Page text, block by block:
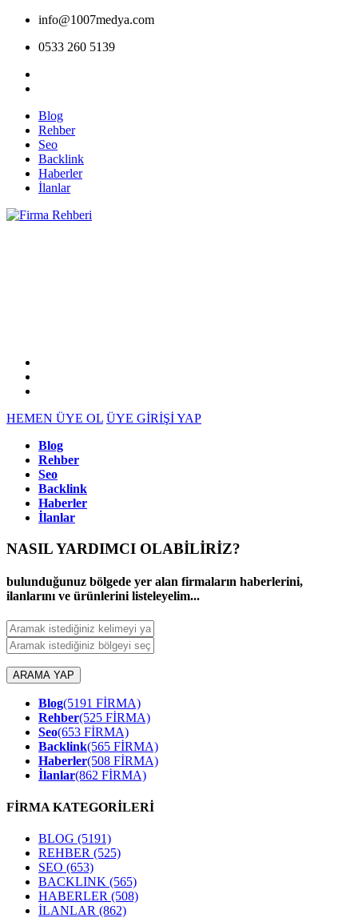
info@1007medya.com
0533 260 5139
Blog
Rehber
Seo
Backlink
Haberler
İlanlar
HEMEN ÜYE OL ÜYE GİRİŞİ YAP
Blog
Rehber
Seo
Backlink
Haberler
İlanlar
NASIL YARDIMCI OLABİLİRİZ?
bulunduğunuz bölgede yer alan firmaların haberlerini,
ilanlarını ve ürünlerini listeleyelim...
ARAMA YAP
Blog(5191 FİRMA)
Rehber(525 FİRMA)
Seo(653 FİRMA)
Backlink(565 FİRMA)
Haberler(508 FİRMA)
İlanlar(862 FİRMA)
FİRMA KATEGORİLERİ
BLOG (5191)
REHBER (525)
SEO (653)
BACKLINK (565)
HABERLER (508)
İLANLAR (862)